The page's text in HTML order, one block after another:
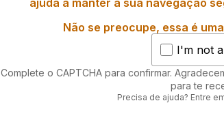
Não se preocupe, essa é
I'm not
Complete o CAPTCHA para confirmar.
para te
Precisa de ajuda? Entre